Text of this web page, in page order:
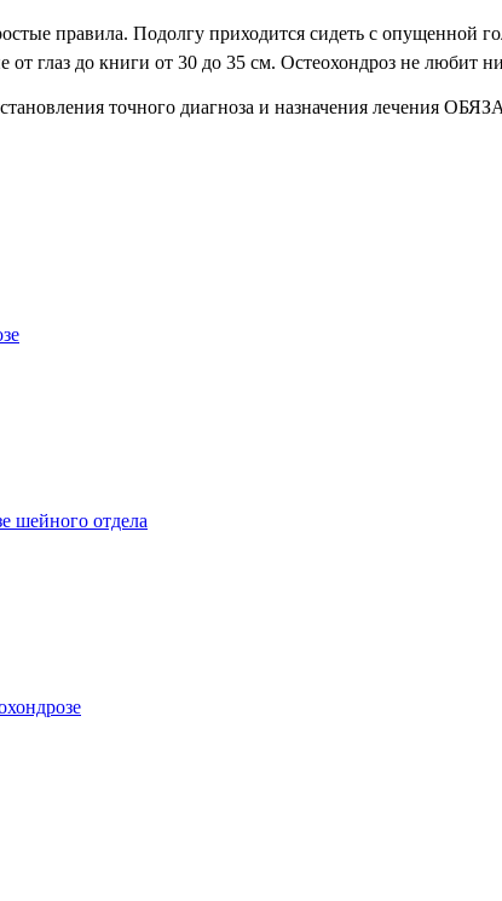
правила. Подолгу приходится сидеть с опущенной
глаз до книги от 30 до 35 см. Остеохондроз не любит
точного диагноза и назначения лечения
шейного отдела